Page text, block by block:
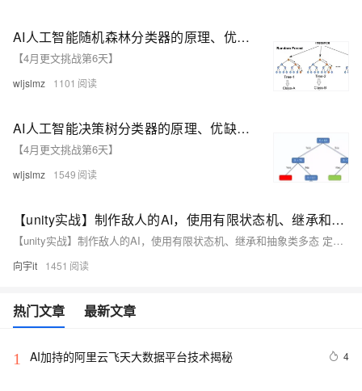
AI人工智能随机森林分类器的原理、优缺点、应用场景和实现方法
【4月更文挑战第6天】
wljslmz 1101
AI人工智能决策树分类器的原理、优缺点、应用场景和实现方法
【4月更文挑战第6天】
wljslmz 1549
【unity实战】制作敌人的AI，使用有限状态机、继承和抽象类多态 定义不同状态的敌人行为
【unity实战】制作敌人的AI，使用有限状态机、继承和抽象类多态 定义不同状态的敌人行为
向宇it 1451
热门文章 最新文章
1 AI加持的阿里云飞天大数据平台技术揭秘 4